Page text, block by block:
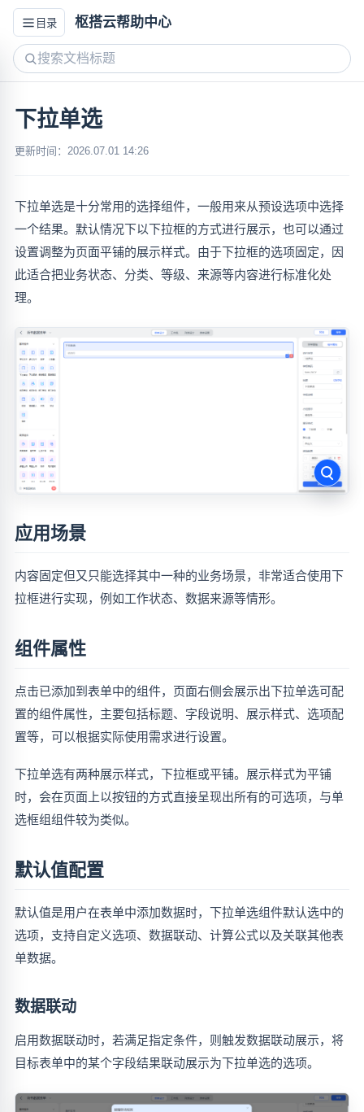
目录 枢搭云帮助中心
下拉单选
更新时间：2026.07.01 14:26
下拉单选是十分常用的选择组件，一般用来从预设选项中选择
一个结果。默认情况下以下拉框的方式进行展示，也可以通过
设置调整为页面平铺的展示样式。由于下拉框的选项固定，因
此适合把业务状态、分类、等级、来源等内容进行标准化处
理。
应用场景
内容固定但又只能选择其中一种的业务场景，非常适合使用下
拉框进行实现，例如工作状态、数据来源等情形。
组件属性
点击已添加到表单中的组件，页面右侧会展示出下拉单选可配
置的组件属性，主要包括标题、字段说明、展示样式、选项配
置等，可以根据实际使用需求进行设置。
下拉单选有两种展示样式，下拉框或平铺。展示样式为平铺
时，会在页面上以按钮的方式直接呈现出所有的可选项，与单
选框组组件较为类似。
默认值配置
默认值是用户在表单中添加数据时，下拉单选组件默认选中的
选项，支持自定义选项、数据联动、计算公式以及关联其他表
单数据。
数据联动
启用数据联动时，若满足指定条件，则触发数据联动展示，将
目标表单中的某个字段结果联动展示为下拉单选的选项。